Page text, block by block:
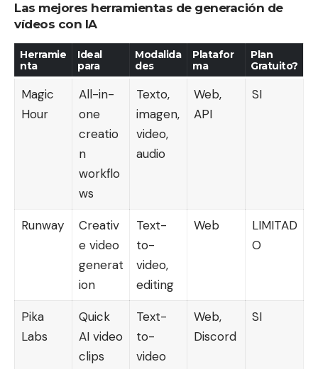
Las mejores herramientas de generación de
vídeos con IA
Herramie
nta
Ideal
para
Modalida
des
Platafor
ma
Plan
Gratuito?
Magic
Hour
All-in-
one
creatio
n
workflo
ws
Texto,
imagen,
video,
audio
Web,
API
SI
Runway
Creativ
e video
generat
ion
Text-
to-
video,
editing
Web
LIMITAD
O
Pika
Labs
Quick
AI video
clips
Text-
to-
video
Web,
Discord
SI